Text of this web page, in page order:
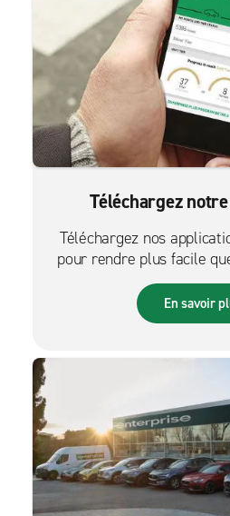
Téléchargez
Téléchargez nos
pour rendre plus facile
des réservations
En savoir